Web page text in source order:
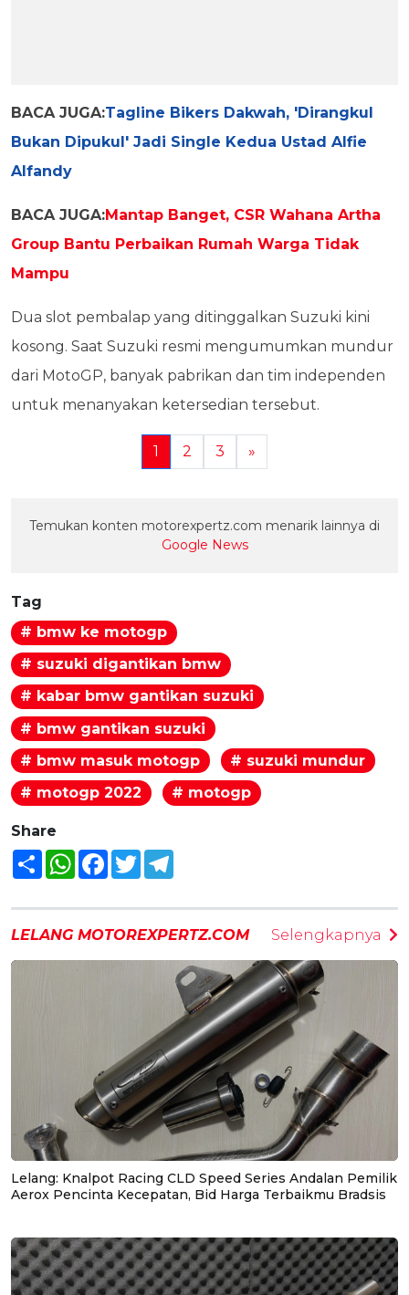
BACA JUGA:Tagline Bikers Dakwah, 'Dirangkul
Bukan Dipukul' Jadi Single Kedua Ustad Alfie
Alfandy
BACA JUGA:Mantap Banget, CSR Wahana Artha
Group Bantu Perbaikan Rumah Warga Tidak
Mampu
Dua slot pembalap yang ditinggalkan Suzuki kini
kosong. Saat Suzuki resmi mengumumkan mundur
dari MotoGP, banyak pabrikan dan tim independen
untuk menanyakan ketersedian tersebut.
1 2 3 »
Temukan konten motorexpertz.com menarik lainnya di
Google News
Tag
# bmw ke motogp
# suzuki digantikan bmw
# kabar bmw gantikan suzuki
# bmw gantikan suzuki
# bmw masuk motogp
# suzuki mundur
# motogp 2022
# motogp
Share
Share WhatsAppFacebook
Twitter
LELANG MOTOREXPERTZ.COM Selengkapnya
Lelang: Knalpot Racing CLD Speed Series Andalan Pemilik
Aerox Pencinta Kecepatan, Bid Harga Terbaikmu Bradsis